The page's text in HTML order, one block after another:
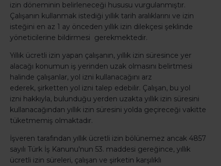
izin döneminin belirleneceği hususu vurgulanmıştır.
Çalışanın kullanmak istediği yıllık tarih aralıklarını ve izin
isteğini en az 1 ay önceden yıllık izin dilekçesi şeklinde
yöneticilerine bildirmesi gerekmektedir.
Yıllık ücretli izin yapan çalışanın, yıllık izin süresince yer
alacağı konumun iş yerinden uzak olmasını belirtmesi
halinde çalışanlar, yol izni kullanacağını arz
ederek, şirketten yol izni talep edebilir. Çalışan, bu yol
izni hakkıyla, bulunduğu yerden uzakta yıllık izin süresini
kullanacağından yıllık izin süresini yolda geçireceği vakitte
tüketmemiş olmaktadır.
İşveren tarafından yıllık ücretli izin bölünemez ancak 4857
sayılı Türk İş Kanunu'nun 53. maddesi gereğince, yıllık
ücretli izin süreleri, çalışan ve şirketin karşılıklı